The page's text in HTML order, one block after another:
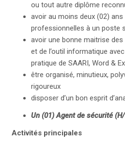
ou tout autre diplôme
avoir au moins deux (02) ans
professionnelles à un poste
avoir une bonne maitrise
et de l’outil informatique
pratique de SAARI, Word &
être organisé, minutieux,
rigoureux
disposer d’un bon esprit
Un (01) Agent de sécurité
Activités principales